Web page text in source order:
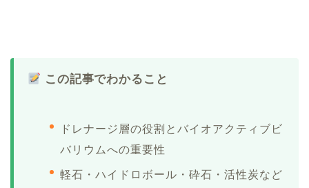
この記事でわかること
ドレナージ層の役割とバイオアクティブビ
バリウムへの重要性
軽石・ハイドロボール・砕石・活性炭など